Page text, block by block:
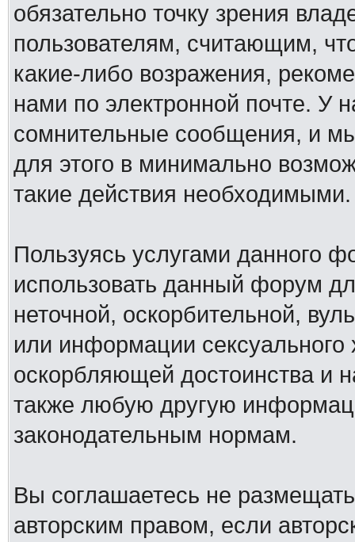
обязательно точку зрения
пользователям, считающим,
какие-либо возражения,
нами по электронной почте. У
сомнительные сообщения, и
для этого в минимально
такие действия необходимыми.
Пользуясь услугами данного
использовать данный форум
неточной, оскорбительной,
или информации
оскорбляющей достоинства и
также любую другую
законодательным нормам.
Вы соглашаетесь не
авторским правом, если